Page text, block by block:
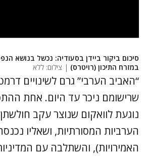
סיכום ביקור ביידן בסעודיה: נכשל בנושא
במזרח התיכון (רויטרס) | צילום: ללא
“האביב הערבי” גרם לשינויים
שרישומם ניכר עד היום. אחת
נוגעת לוואקום שנוצר עקב
הערביות המסורתיות, ושאליו
האמירויות), והשתלבה עם